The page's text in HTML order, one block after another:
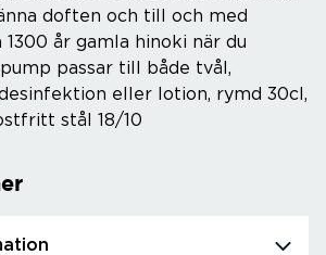
doften och till och med
1300 år gamla hinoki när du
passar till både tvål,
eller lotion, rymd 30cl,
stål 18/10